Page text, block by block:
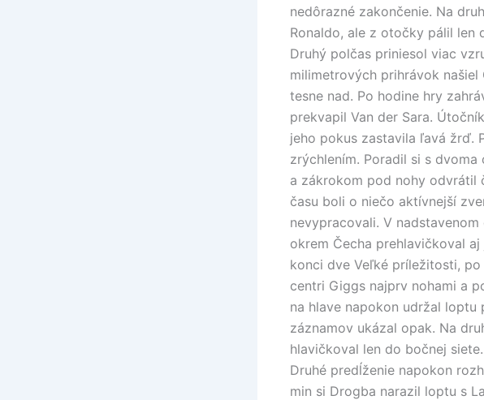
nedôrazné zakončenie. Na
Ronaldo, ale z otočky pálil len
Druhý polčas priniesol viac
milimetrových prihrávok
tesne nad. Po hodine hry
prekvapil Van der Sara.
jeho pokus zastavila ľavá žrď.
zrýchlením. Poradil si s dvoma
a zákrokom pod nohy odvrátil
času boli o niečo aktívnejší
nevypracovali. V
okrem Čecha prehlavičkoval
konci dve Veľké príležitosti,
centri Giggs najprv nohami a
na hlave napokon udržal
záznamov ukázal opak. Na
hlavičkoval len do bočnej siete.
Druhé predĺženie napokon
min si Drogba narazil loptu s